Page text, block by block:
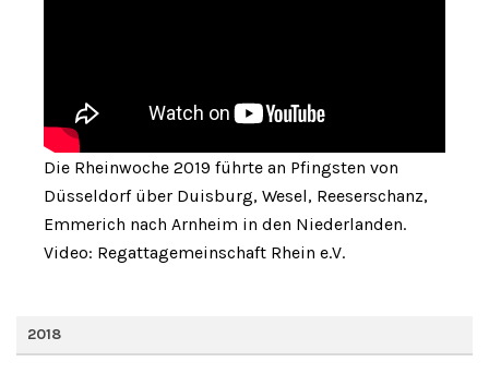
Die Rheinwoche 2019 führte an Pfingsten von
Düsseldorf über Duisburg, Wesel, Reeserschanz,
Emmerich nach Arnheim in den Niederlanden.
Video: Regattagemeinschaft Rhein e.V.
2018